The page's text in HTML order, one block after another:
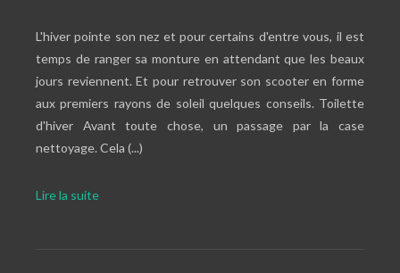
L'hiver pointe son nez et pour certains d'entre vous, il est
temps de ranger sa monture en attendant que les beaux
jours reviennent. Et pour retrouver son scooter en forme
aux premiers rayons de soleil quelques conseils. Toilette
d'hiver Avant toute chose, un passage par la case
nettoyage. Cela (...)
Lire la suite